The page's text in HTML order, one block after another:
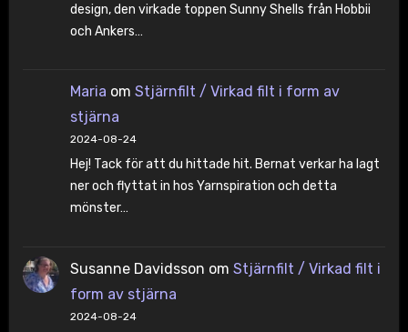
design, den virkade toppen Sunny Shells från Hobbii
och Ankers…
Maria om Stjärnfilt / Virkad filt i form av
stjärna
2024-08-24
Hej! Tack för att du hittade hit. Bernat verkar ha lagt
ner och flyttat in hos Yarnspiration och detta
mönster…
Susanne Davidsson om Stjärnfilt / Virkad filt i
form av stjärna
2024-08-24